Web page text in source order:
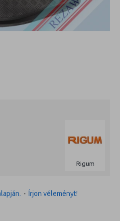
Rigum
- Írjon véleményt!